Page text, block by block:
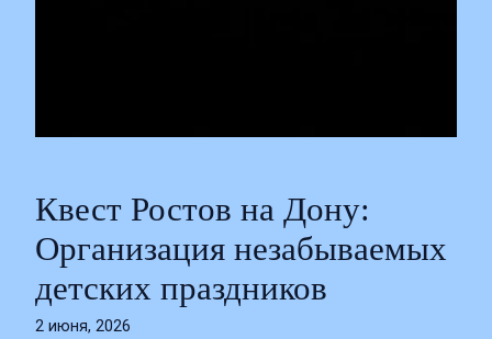
Квест Ростов на Дону:
Организация незабываемых
детских праздников
2 июня, 2026